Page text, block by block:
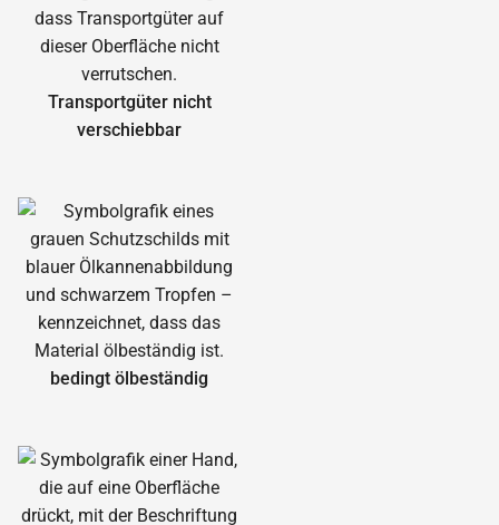
Transportgüter nicht
verschiebbar
bedingt ölbeständig